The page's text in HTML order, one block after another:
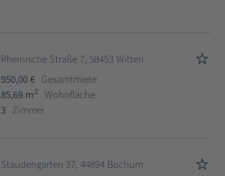
Rheinische Straße 7, 58453 Witten
950,00 € Gesamtmiete
85,69 m2
Wohnfläche
3 Zimmer
Staudengarten 37, 44894 Bochum